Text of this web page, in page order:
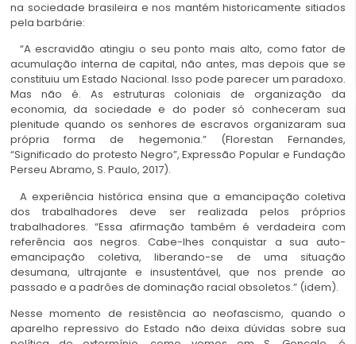
na sociedade brasileira e nos mantém historicamente sitiados
pela barbárie:
“A escravidão atingiu o seu ponto mais alto, como fator de
acumulação interna de capital, não antes, mas depois que se
constituiu um Estado Nacional. Isso pode parecer um paradoxo.
Mas não é. As estruturas coloniais de organização da
economia, da sociedade e do poder só conheceram sua
plenitude quando os senhores de escravos organizaram sua
própria forma de hegemonia.” (Florestan Fernandes,
“Significado do protesto Negro”, Expressão Popular e Fundação
Perseu Abramo, S. Paulo, 2017).
A experiência histórica ensina que a emancipação coletiva
dos trabalhadores deve ser realizada pelos próprios
trabalhadores. “Essa afirmação também é verdadeira com
referência aos negros. Cabe-lhes conquistar a sua auto-
emancipação coletiva, liberando-se de uma situação
desumana, ultrajante e insustentável, que nos prende ao
passado e a padrões de dominação racial obsoletos.” (idem).
Nesse momento de resistência ao neofascismo, quando o
aparelho repressivo do Estado não deixa dúvidas sobre sua